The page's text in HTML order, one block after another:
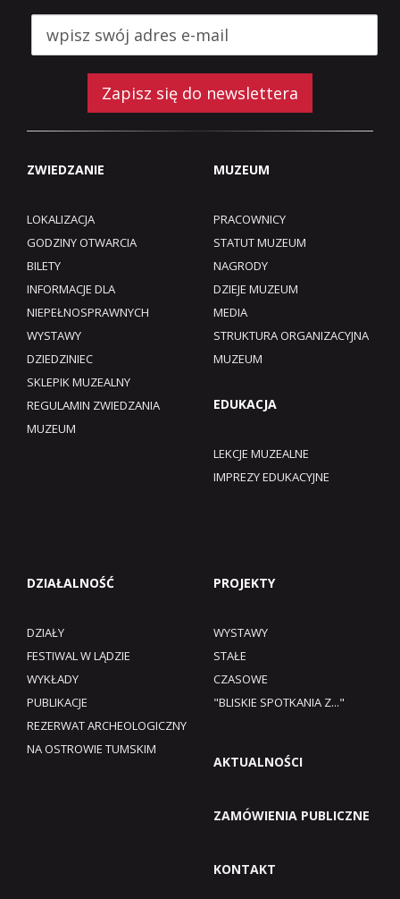
Zapisz się do newslettera
ZWIEDZANIE
LOKALIZACJA
GODZINY OTWARCIA
BILETY
INFORMACJE DLA
NIEPEŁNOSPRAWNYCH
WYSTAWY
DZIEDZINIEC
SKLEPIK MUZEALNY
REGULAMIN ZWIEDZANIA
MUZEUM​
MUZEUM
PRACOWNICY
STATUT MUZEUM
NAGRODY
DZIEJE MUZEUM
MEDIA
STRUKTURA ORGANIZACYJNA
MUZEUM
EDUKACJA
LEKCJE MUZEALNE
IMPREZY EDUKACYJNE
DZIAŁALNOŚĆ
DZIAŁY
FESTIWAL W LĄDZIE
WYKŁADY
PUBLIKACJE
REZERWAT ARCHEOLOGICZNY
NA OSTROWIE TUMSKIM
PROJEKTY
WYSTAWY
STAŁE
CZASOWE
"BLISKIE SPOTKANIA Z..."
AKTUALNOŚCI
ZAMÓWIENIA PUBLICZNE
KONTAKT